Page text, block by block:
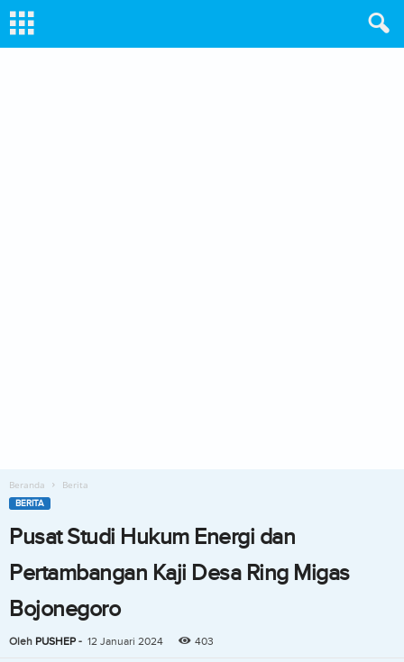
Beranda Berita
BERITA
Pusat Studi Hukum Energi dan
Pertambangan Kaji Desa Ring Migas
Bojonegoro
Oleh PUSHEP - 12 Januari 2024 403